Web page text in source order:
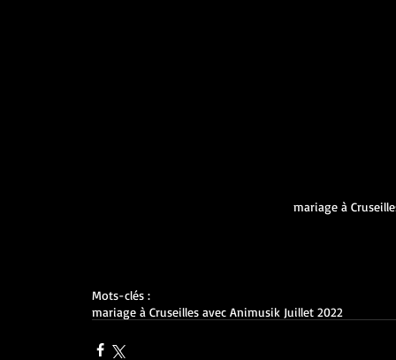
mariage à
Mots-clés :
mariage à Cruseilles avec Animusik Juillet 2022